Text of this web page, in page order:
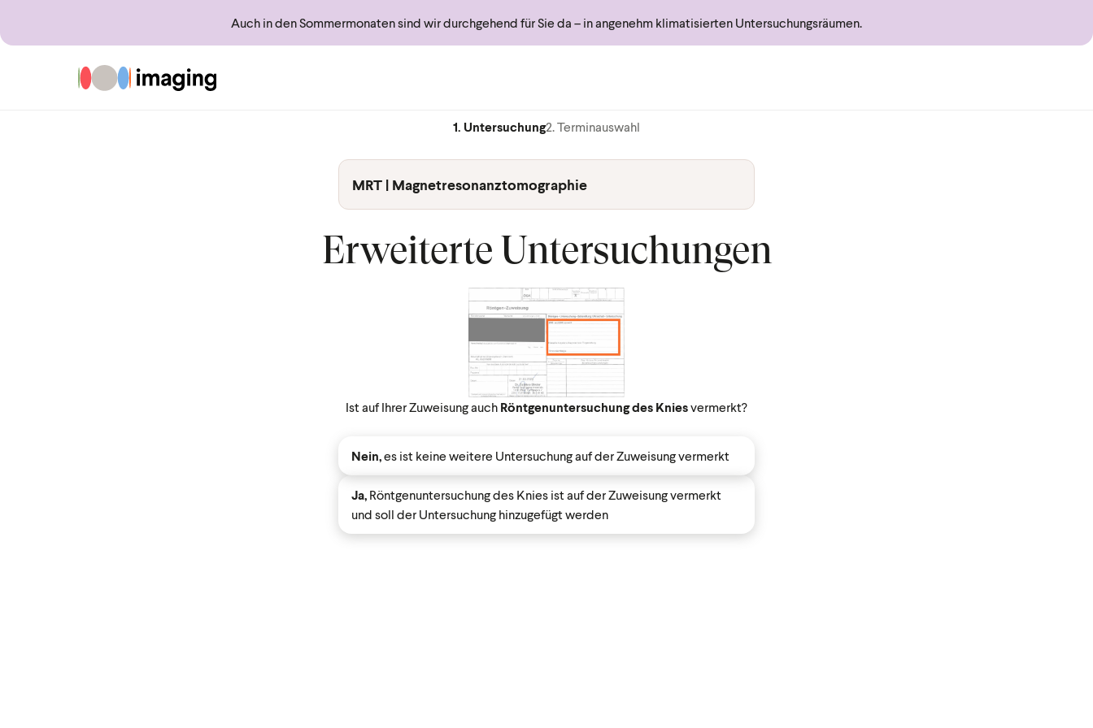
Auch in den Sommermonaten sind wir durchgehend für Sie da – in angenehm klimatisierten Untersuchungsräumen.
Zur Startseite
1. Untersuchung2. Terminauswahl
MRT | Magnetresonanztomographie
Erweiterte Untersuchungen
Ist auf Ihrer Zuweisung auch Röntgenuntersuchung des Kniesvermerkt?
Nein, es ist keine weitere Untersuchung auf der Zuweisung vermerkt
Ja, Röntgenuntersuchung des Knies ist auf der Zuweisung vermerkt
und soll der Untersuchung hinzugefügt werden